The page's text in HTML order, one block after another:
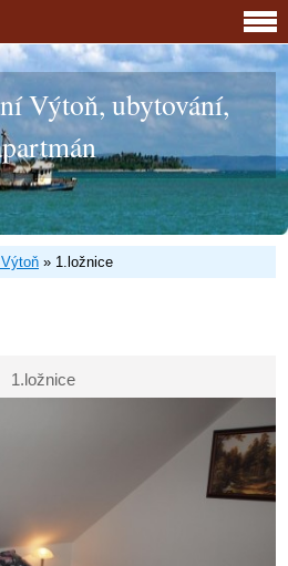
Výtoň, ubytování,
» 1.ložnice
1.ložnice